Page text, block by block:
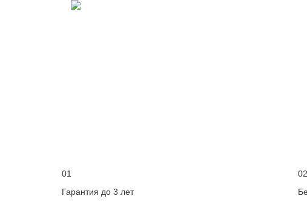
01
Гарантия до 3 лет
02